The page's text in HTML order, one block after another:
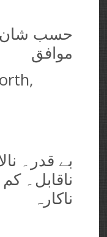
حسب
موافق
بے قدر۔
ناقابل۔
ناکارہ